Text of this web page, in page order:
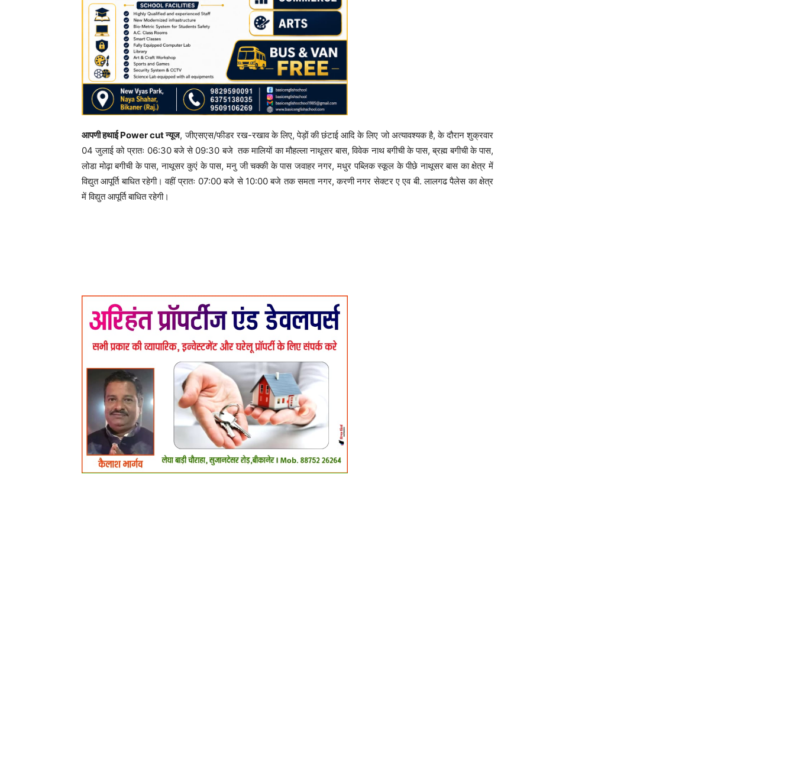
आपणी हथाई Power cut न्यूज, जीएसएस/फीडर रख-रखाव के लिए, पेड़ों की छंटाई आदि के लिए जो अत्यावश्यक है, के दौरान शुक्रवार
04 जुलाई को प्रातः 06:30 बजे से 09:30 बजे तक मालियों का मौहल्ला नाथूसर बास, विवेक नाथ बगीची के पास, ब्रह्म बगीची के पास,
लोडा मोढ़ा बगीची के पास, नाथूसर कुएं के पास, मनु जी चक्की के पास जवाहर नगर, मधुर पब्लिक स्कूल के पीछे नाथूसर बास का क्षेत्र में
विद्युत आपूर्ति बाधित रहेगी। वहीं प्रातः 07:00 बजे से 10:00 बजे तक समता नगर, करणी नगर सेक्टर ए एव बी. लालगढ पैलेस का क्षेत्र
में विद्युत आपूर्ति बाधित रहेगी।